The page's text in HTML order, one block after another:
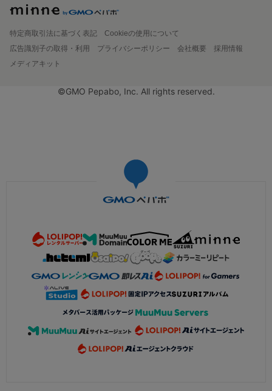
特定商取引法に基づく表記
Cookieの使用について
広告識別子の取得・利用
プライバシーポリシー 会社概要
採用情報
メディアキット
©GMO Pepabo, Inc. All rights reserved.